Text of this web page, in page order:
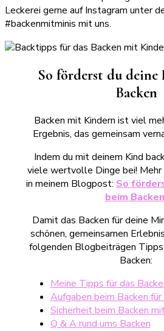
Leckerei gerne auf Instagram unter
#backenmitminis mit uns.
So förderst du
Backen
Backen mit Kindern ist viel
Ergebnis, das gemeinsam
Indem du mit deinem Kind
viele wertvolle Dinge bei! Mehr
in meinem Blogpost: So
beim
Damit das Backen für deine
schönen, gemeinsamen
folgenden Blogbeiträgen
Backen:
Meine Tipps für das
Aufgaben beim Backen für
Sicherheit beim Backen
Q & A rund ums Backen